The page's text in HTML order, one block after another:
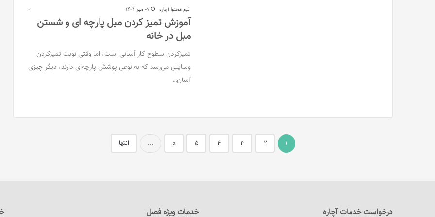
تیم محتوا آچاره 07 مهر 1404 0
آموزش تمیز کردن مبل پارچه ای و شستن
مبل در خانه
تمیزکردن سطوح کار آسانی است، اما وقتی نوبت تمیزکردن
وسایلی می‌رسد که به نوعی پوشش پارچه‌ای دارند، دیگر چیزی
آسان…
1
2
3
4
5
»
... انتها
درخواست خدمات آچاره خدمات ویژه فصل